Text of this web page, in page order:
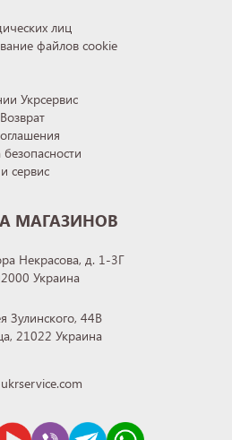
лиц
файлов cookie
Укрсервис
сервис
МАГАЗИНОВ
Некрасова, д. 1-3Г
Украина
Зулинского, 44В
21022 Украина